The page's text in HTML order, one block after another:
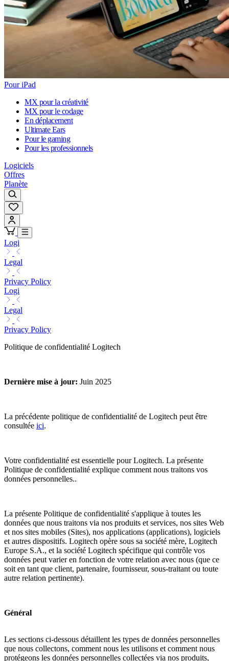
Pour iPad
MX pour la créativité
MX pour le codage
En déplacement
Ultimate Ears
Pour le gaming
Pour les professionnels
Logiciels
Offres
Planète
Logi
Legal
Privacy Policy
Logi
Legal
Privacy Policy
Politique de confidentialité Logitech
Dernière mise à jour: Juin 2025
La précédente politique de confidentialité de Logitech peut être
consultée ici.
Votre confidentialité est essentielle pour Logitech. La présente
Politique de confidentialité explique comment nous traitons vos
données personnelles..
La présente Politique de confidentialité s'applique à toutes les
données que nous traitons via nos produits et services, nos sites Web
et nos sites mobiles (Sites), nos applications (applications), logiciels
et autres dispositifs. Logitech opère sous sa société mère, Logitech
Europe S.A., et la société Logitech spécifique qui contrôle vos
données peut varier en fonction de votre relation avec nous (que ce
soit en tant que client, partenaire, fournisseur, sous-traitant ou toute
autre relation pertinente).
Général
Les sections ci-dessous détaillent les types de données personnelles
que nous collectons, comment nous les utilisons et comment nous
protégeons les données personnelles collectées via nos produits,